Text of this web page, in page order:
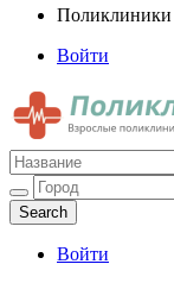
Поликлиники
Войти
Поликлиники
Взрослые
Войти